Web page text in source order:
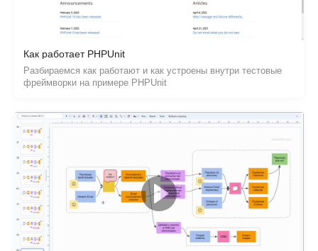
Как работает PHPUnit
Разбираемся как работают и как устроены внутри тестовые
фреймворки на примере PHPUnit